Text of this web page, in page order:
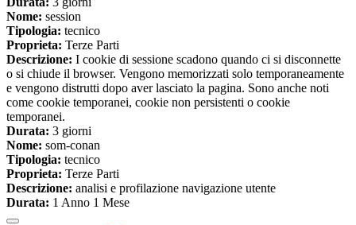
Nome: session
Tipologia: tecnico
Proprieta: Terze Parti
Descrizione: I cookie di sessione scadono quando ci si disconnette
o si chiude il browser. Vengono memorizzati solo temporaneamente
e vengono distrutti dopo aver lasciato la pagina. Sono anche noti
come cookie temporanei, cookie non persistenti o cookie
temporanei.
Durata: 3 giorni
Nome: som-conan
Tipologia: tecnico
Proprieta: Terze Parti
Descrizione: analisi e profilazione navigazione utente
Durata: 1 Anno 1 Mese